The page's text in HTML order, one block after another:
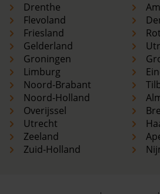
Drenthe
Flevoland
Friesland
Gelderland
Groningen
Limburg
Noord-Brabant
Noord-Holland
Overijssel
Utrecht
Zeeland
Zuid-Holland